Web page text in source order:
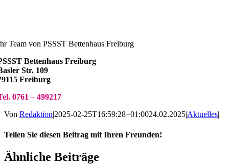
Team von PSSST Bettenhaus Freiburg
Bettenhaus Freiburg
Str. 109
Freiburg
0761 – 499217
Von Redaktion|2025-02-25T16:59:28+01:0024.02.2025|Aktuelles|
Teilen Sie diesen Beitrag mit Ihren Freunden!
Facebook
X
LinkedIn
WhatsApp
Ähnliche Beiträge